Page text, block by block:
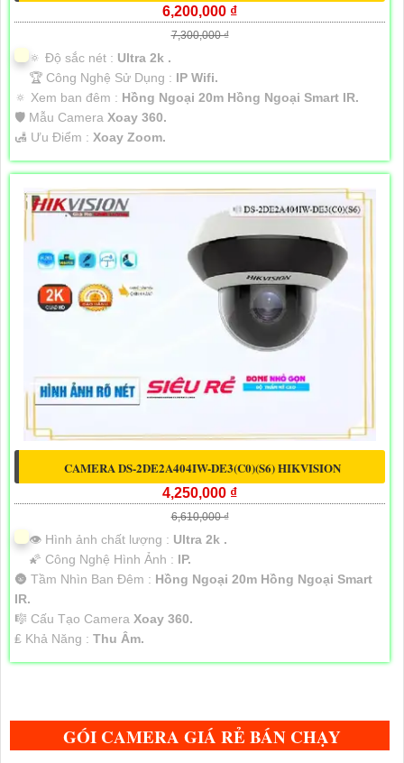
6,200,000 ₫
7,300,000 ₫
🔅 Độ sắc nét : Ultra 2k .
🏆 Công Nghệ Sử Dụng : IP Wifi.
🔅 Xem ban đêm : Hồng Ngoại 20m Hồng Ngoại Smart IR.
🛡 Mẫu Camera Xoay 360.
️🛃 Ưu Điểm : Xoay Zoom.
CAMERA DS-2DE2A404IW-DE3(C0)(S6) HIKVISION
4,250,000 ₫
6,610,000 ₫
👁 Hình ảnh chất lượng : Ultra 2k .
🌠 Công Nghệ Hình Ảnh : IP.
🌚 Tầm Nhìn Ban Đêm : Hồng Ngoại 20m Hồng Ngoại Smart
IR.
🎼️ Cấu Tạo Camera Xoay 360.
️₤ Khả Năng : Thu Âm.
GÓI CAMERA GIÁ RẺ BÁN CHẠY